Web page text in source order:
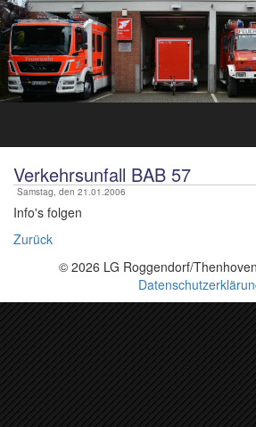
Verkehrsunfall BAB 57
Samstag, den 21.01.2006
Info's folgen
Zurück
© 2026 LG Roggendorf/